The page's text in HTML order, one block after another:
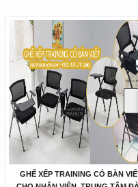
GHẾ XẾP TRAINING CÓ BÀN